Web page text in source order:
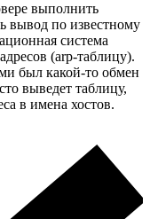
выполнить
вывод по известному
система
(arp-таблицу).
был какой-то обмен
выведет таблицу,
в имена хостов.